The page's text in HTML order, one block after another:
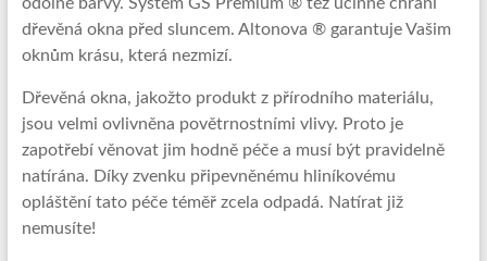
obrábění
masivního
a
hliníkové
profily
a
pláštění
dřevěná okna před sluncem. Altonova ® garantuje Vašim
oknům krásu, která nezmizí.
Dřevěná okna, jakožto produkt z přírodního materiálu,
jsou velmi ovlivněna povětrnostními vlivy. Proto je
zapotřebí věnovat jim hodně péče a musí být pravidelně
natírána. Díky zvenku připevněnému hliníkovému
opláštění tato péče téměř zcela odpadá. Natírat již
nemusíte!